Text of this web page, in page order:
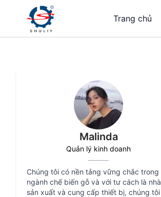
Trang chủ
Malinda
Quản lý kinh doanh
Chúng tôi có nền tảng vững chắc trong
ngành chế biến gỗ và với tư cách là nhà
sản xuất và cung cấp thiết bị, chúng tôi